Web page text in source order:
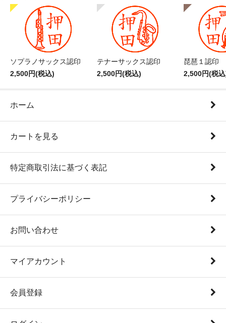
ソプラノサックス認印
2,500円(税込)
テナーサックス認印
2,500円(税込)
琵琶１認印
2,500円(税
ホーム
カートを見る
特定商取引法に基づく表記
プライバシーポリシー
お問い合わせ
マイアカウント
会員登録